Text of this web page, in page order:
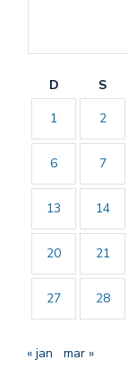
D S
1
2
6 7
13 14
20 21
27 28
« jan mar »